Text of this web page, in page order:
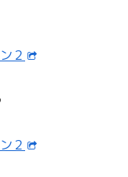
２
２